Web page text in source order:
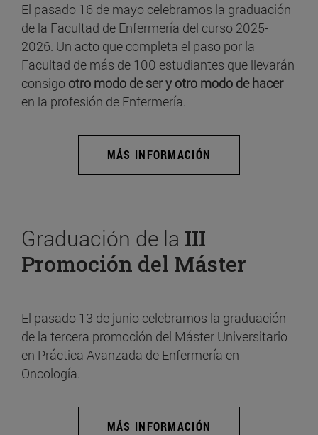
El pasado 16 de mayo celebramos la graduación
de la Facultad de Enfermería del curso 2025-
2026. Un acto que completa el paso por la
Facultad de más de 100 estudiantes que llevarán
consigo otro modo de ser y otro modo de hacer
en la profesión de Enfermería.
MÁS INFORMACIÓN
Graduación de la III
Promoción del Máster
El pasado 13 de junio celebramos la graduación
de la tercera promoción del Máster Universitario
en Práctica Avanzada de Enfermería en
Oncología.
MÁS INFORMACIÓN